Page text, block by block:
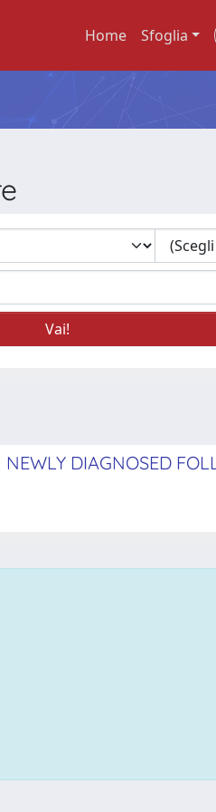
Home Sfoglia
DIAGNOSED